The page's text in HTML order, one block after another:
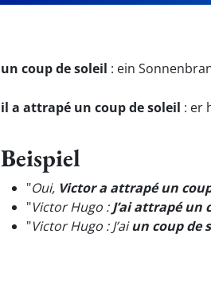
un coup de soleil : ein
il a attrapé un coup de soleil : er
Beispiel
"Oui, Victor a attrapé un
"Victor Hugo :J’ai attrapé un
"Victor Hugo : J’aiun coup de